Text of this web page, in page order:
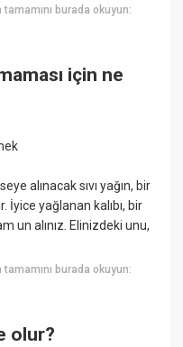
tamamını burada okuyun:
için ne
alınacak sıvı yağın, bir
İyice yağlanan kalıbı, bir
un alınız. Elinizdeki unu,
tamamını burada okuyun:
olur?